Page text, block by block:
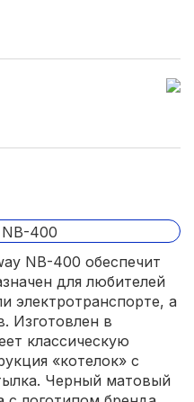
NB-400 обеспечит
для любителей
электротранспорте, а
Изготовлен в
классическую
«котелок» с
Черный матовый